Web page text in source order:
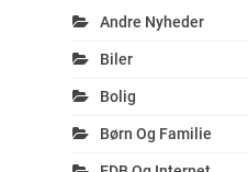
Andre Nyheder
Biler
Bolig
Børn Og Familie